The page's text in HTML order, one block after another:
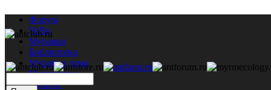
Форум
ЧаВо
Муравьи
Библиотека
Муравьи дома
Мастерская
Каталог